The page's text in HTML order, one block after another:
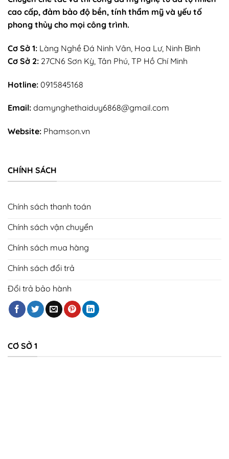
cao cấp, đảm bảo độ bền, tính thẩm mỹ và yếu tố
phong thủy cho mọi công trình.
Cơ Sở 1: Làng Nghề Đá Ninh Vân, Hoa Lư, Ninh Bình
Cơ Sở 2: 27CN6 Sơn Kỳ, Tân Phú, TP Hồ Chí Minh
Hotline: 0915845168
Email: damynghethaiduy6868@gmail.com
Website: Phamson.vn
CHÍNH SÁCH
Chính sách thanh toán
Chính sách vận chuyển
Chính sách mua hàng
Chính sách đổi trả
Đổi trả bảo hành
CƠ SỞ 1